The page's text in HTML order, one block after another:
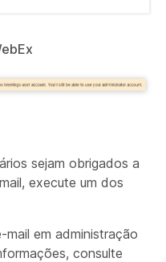
sejam obrigados a
execute um dos
mail em administração
consulte